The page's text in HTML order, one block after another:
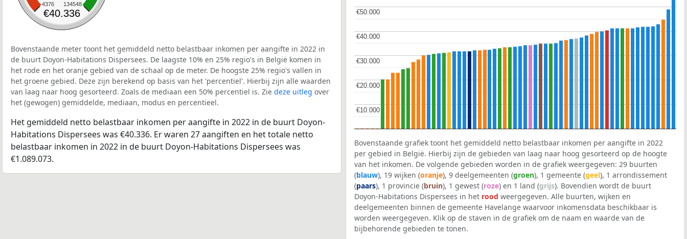
4376 134548
€40.336
Bovenstaande meter toont het gemiddeld netto belastbaar inkomen per aangifte in 2022 in
de buurt Doyon-Habitations Dispersees. De laagste 10% en 25% regio's in België komen in
het rode en het oranje gebied van de schaal op de meter. De hoogste 25% regio's vallen in
het groene gebied. Deze zijn berekend op basis van het 'percentiel'. Hierbij zijn alle waarden
van laag naar hoog gesorteerd. Zoals de mediaan een 50% percentiel is. Zie deze uitleg over
het (gewogen) gemiddelde, mediaan, modus en percentieel.
Het gemiddeld netto belastbaar inkomen per aangifte in 2022 in de buurt Doyon-
Habitations Dispersees was €40.336. Er waren 27 aangiften en het totale netto
belastbaar inkomen in 2022 in de buurt Doyon-Habitations Dispersees was
€1.089.073.
€10.000
€10.000
€20.000
€20.000
€30.000
€30.000
€40.000
€40.000
€50.000
€50.000
Bovenstaande grafiek toont het gemiddeld netto belastbaar inkomen per aangifte in 2022
per gebied in België. Hierbij zijn de gebieden van laag naar hoog gesorteerd op de hoogte
van het inkomen. De volgende gebieden worden in de grafiek weergegeven: 29 buurten
(blauw), 19 wijken (oranje), 9 deelgemeenten (groen), 1 gemeente (geel), 1 arrondissement
(paars), 1 provincie (bruin), 1 gewest (roze) en 1 land (grijs). Bovendien wordt de buurt
Doyon-Habitations Dispersees in het rood weergegeven. Alle buurten, wijken en
deelgemeenten binnen de gemeente Havelange waarvoor inkomensdata beschikbaar is
worden weergegeven. Klik op de staven in de grafiek om de naam en waarde van de
bijbehorende gebieden te tonen.